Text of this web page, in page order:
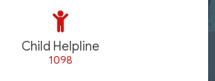
Child Helpline
1098